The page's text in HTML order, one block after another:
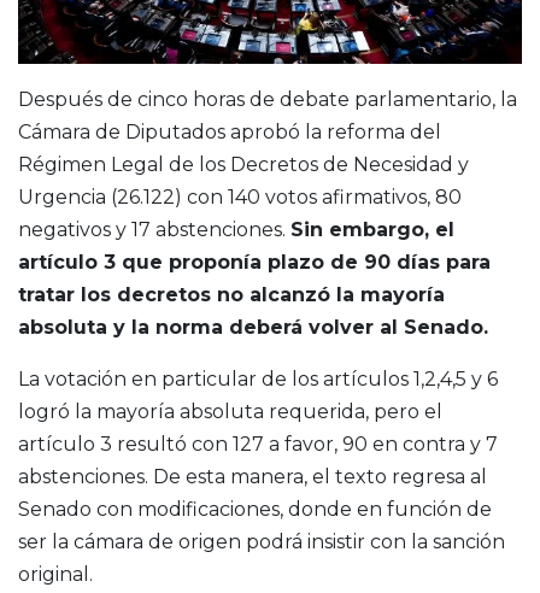
Después de cinco horas de debate parlamentario, la
Cámara de Diputados aprobó la reforma del
Régimen Legal de los Decretos de Necesidad y
Urgencia (26.122) con 140 votos afirmativos, 80
negativos y 17 abstenciones. Sin embargo, el
artículo 3 que proponía plazo de 90 días para
tratar los decretos no alcanzó la mayoría
absoluta y la norma deberá volver al Senado.
La votación en particular de los artículos 1,2,4,5 y 6
logró la mayoría absoluta requerida, pero el
artículo 3 resultó con 127 a favor, 90 en contra y 7
abstenciones. De esta manera, el texto regresa al
Senado con modificaciones, donde en función de
ser la cámara de origen podrá insistir con la sanción
original.